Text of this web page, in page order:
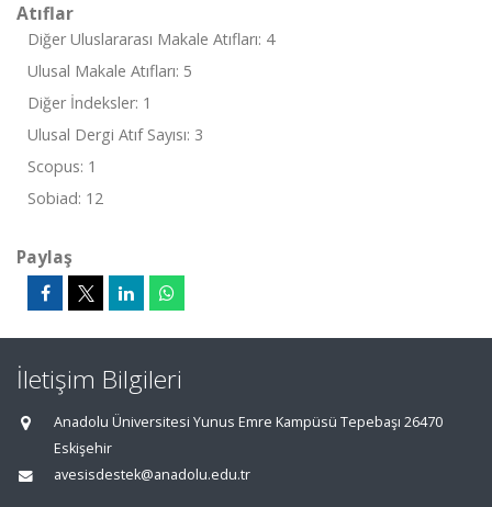
Atıflar
Diğer Uluslararası Makale Atıfları: 4
Ulusal Makale Atıfları: 5
Diğer İndeksler: 1
Ulusal Dergi Atıf Sayısı: 3
Scopus: 1
Sobiad: 12
Paylaş
İletişim Bilgileri
Anadolu Üniversitesi Yunus Emre Kampüsü Tepebaşı 26470
Eskişehir
avesisdestek@anadolu.edu.tr